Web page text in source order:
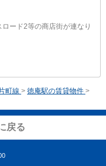
ード2等の商店街が連なり
町線 > 徳庵駅の賃貸物件 >
戻る